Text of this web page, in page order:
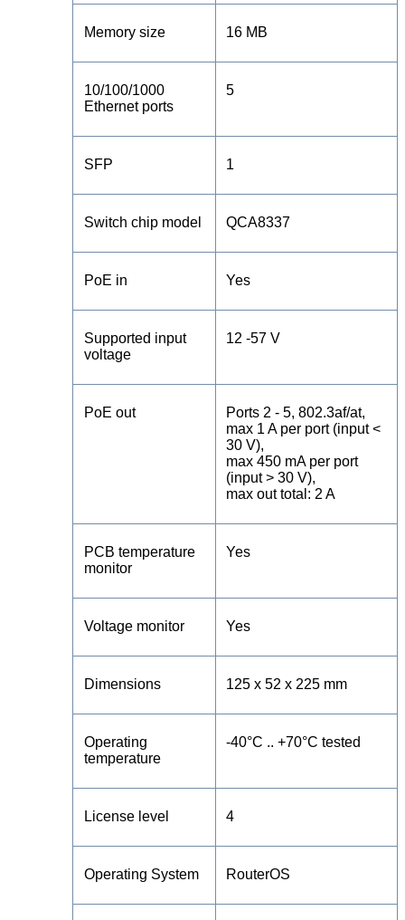
Memory size 16 MB
10/100/1000
Ethernet ports
5
SFP 1
Switch chip model QCA8337
PoE in Yes
Supported input
voltage
12 -57 V
PoE out
Ports 2 - 5, 802.3af/at,
max 1 A per port (input <
30 V),
max 450 mA per port
(input > 30 V),
max out total: 2 A
PCB temperature
monitor
Yes
Voltage monitor Yes
Dimensions 125 x 52 x 225 mm
Operating
temperature
-40°C .. +70°C tested
License level 4
Operating System RouterOS